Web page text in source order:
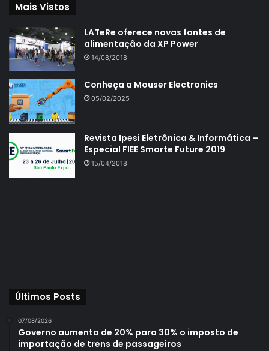
Mais Vistos
LATeRe oferece novas fontes de
alimentação da XP Power
14/08/2018
Conheça a Mouser Electronics
05/02/2025
Revista Ipesi Eletrônica & Informática –
Especial FIEE Smarte Future 2019
15/04/2018
Últimos Posts
07/08/2026
Governo aumenta de 20% para 30% o imposto de
importação de trens de passageiros